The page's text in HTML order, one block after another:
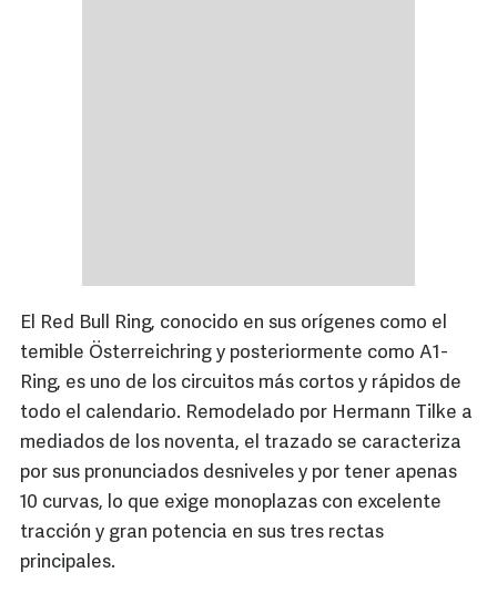
El Red Bull Ring, conocido en sus orígenes como el
temible Österreichring y posteriormente como A1-
Ring, es uno de los circuitos más cortos y rápidos de
todo el calendario. Remodelado por Hermann Tilke a
mediados de los noventa, el trazado se caracteriza
por sus pronunciados desniveles y por tener apenas
10 curvas, lo que exige monoplazas con excelente
tracción y gran potencia en sus tres rectas
principales.